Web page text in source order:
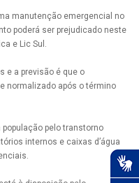
manutenção emergencial no
poderá ser prejudicado neste
e Lic Sul.
e a previsão é que o
normalizado após o término
pelo transtorno
internos e caixas d’água